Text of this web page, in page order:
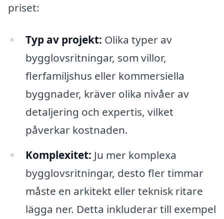
priset:
Typ av projekt: Olika typer av
bygglovsritningar, som villor,
flerfamiljshus eller kommersiella
byggnader, kräver olika nivåer av
detaljering och expertis, vilket
påverkar kostnaden.
Komplexitet: Ju mer komplexa
bygglovsritningar, desto fler timmar
måste en arkitekt eller teknisk ritare
lägga ner. Detta inkluderar till exempel